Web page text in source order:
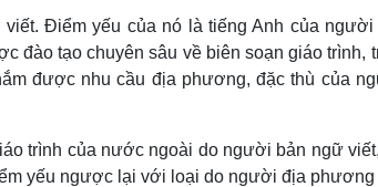
Điểm yếu của nó là tiếng Anh của
đào tạo chuyên sâu về biên soạn giáo trình,
được nhu cầu địa phương, đặc thù của
trình của nước ngoài do người bản ngữ
yếu ngược lại với loại do người địa phương